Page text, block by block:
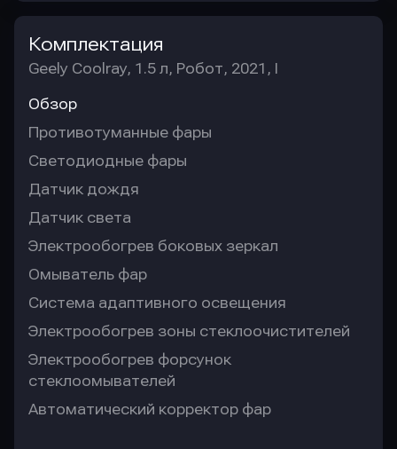
Комплектация
Geely Coolray, 1.5 л, Робот, 2021, I
Обзор
Противотуманные фары
Светодиодные фары
Датчик дождя
Датчик света
Электрообогрев боковых зеркал
Омыватель фар
Система адаптивного освещения
Электрообогрев зоны стеклоочистителей
Электрообогрев форсунок
стеклоомывателей
Автоматический корректор фар